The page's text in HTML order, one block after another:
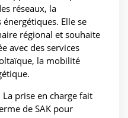
réseaux, la
Elle se
régional et souhaite
avec des services
la mobilité
prise en charge fait
de SAK pour